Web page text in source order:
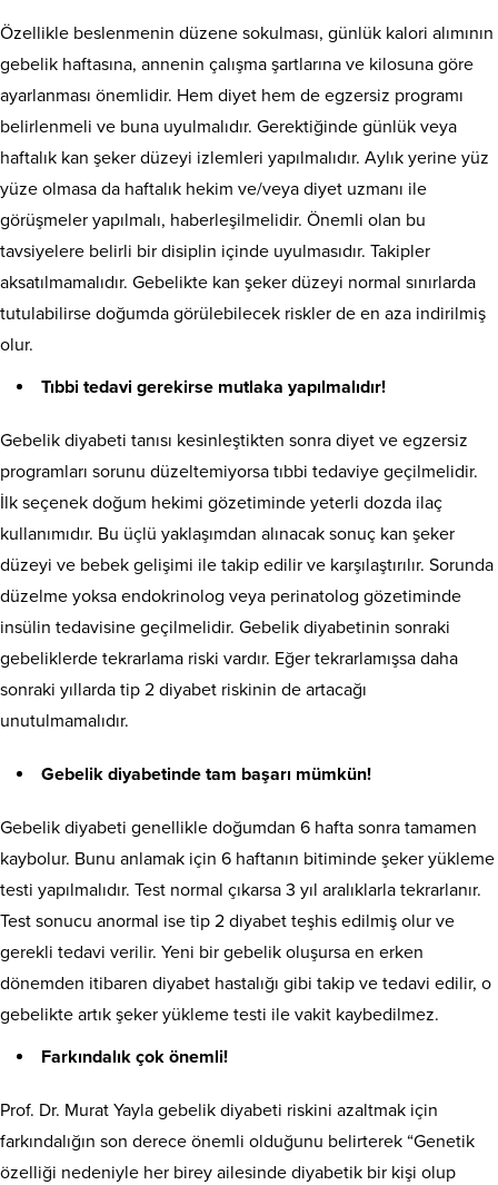
Özellikle beslenmenin düzene sokulması, günlük kalori alımının
gebelik haftasına, annenin çalışma şartlarına ve kilosuna göre
ayarlanması önemlidir. Hem diyet hem de egzersiz programı
belirlenmeli ve buna uyulmalıdır. Gerektiğinde günlük veya
haftalık kan şeker düzeyi izlemleri yapılmalıdır. Aylık yerine yüz
yüze olmasa da haftalık hekim ve/veya diyet uzmanı ile
görüşmeler yapılmalı, haberleşilmelidir. Önemli olan bu
tavsiyelere belirli bir disiplin içinde uyulmasıdır. Takipler
aksatılmamalıdır. Gebelikte kan şeker düzeyi normal sınırlarda
tutulabilirse doğumda görülebilecek riskler de en aza indirilmiş
olur.
Tıbbi tedavi gerekirse mutlaka yapılmalıdır!
Gebelik diyabeti tanısı kesinleştikten sonra diyet ve egzersiz
programları sorunu düzeltemiyorsa tıbbi tedaviye geçilmelidir.
İlk seçenek doğum hekimi gözetiminde yeterli dozda ilaç
kullanımıdır. Bu üçlü yaklaşımdan alınacak sonuç kan şeker
düzeyi ve bebek gelişimi ile takip edilir ve karşılaştırılır. Sorunda
düzelme yoksa endokrinolog veya perinatolog gözetiminde
insülin tedavisine geçilmelidir. Gebelik diyabetinin sonraki
gebeliklerde tekrarlama riski vardır. Eğer tekrarlamışsa daha
sonraki yıllarda tip 2 diyabet riskinin de artacağı
unutulmamalıdır.
Gebelik diyabetinde tam başarı mümkün!
Gebelik diyabeti genellikle doğumdan 6 hafta sonra tamamen
kaybolur. Bunu anlamak için 6 haftanın bitiminde şeker yükleme
testi yapılmalıdır. Test normal çıkarsa 3 yıl aralıklarla tekrarlanır.
Test sonucu anormal ise tip 2 diyabet teşhis edilmiş olur ve
gerekli tedavi verilir. Yeni bir gebelik oluşursa en erken
dönemden itibaren diyabet hastalığı gibi takip ve tedavi edilir, o
gebelikte artık şeker yükleme testi ile vakit kaybedilmez.
Farkındalık çok önemli!
Prof. Dr. Murat Yayla gebelik diyabeti riskini azaltmak için
farkındalığın son derece önemli olduğunu belirterek “Genetik
özelliği nedeniyle her birey ailesinde diyabetik bir kişi olup